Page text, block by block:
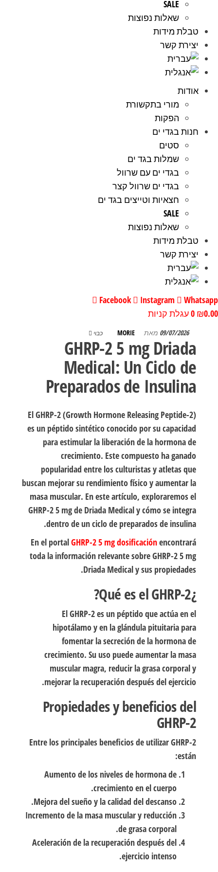
SALE
שאלות נפוצות
טבלת מידות
יצירת קשר
אודות
מורי בתקשורת
הפקות
חנות בגדי ים
סטים
שמלות בגד ים
בגדי ים עם שרוול
בגדי ים שרוול קצר
חצאיות וטייצים בגד ים
SALE
שאלות נפוצות
טבלת מידות
יצירת קשר
Facebook Instagram
₪
0 עגלת קניות
09/07/2026מאת MORIE כבוי
GHRP-2 5 mg Driada
Medical: Un Ciclo de
Preparados de Insulina
El GHRP-2 (Growth Hormone Releasing Peptide-2)
es un péptido sintético conocido por su capacidad
para estimular la liberación de la hormona de
crecimiento. Este compuesto ha ganado
popularidad entre los culturistas y atletas que
buscan mejorar su rendimiento físico y aumentar la
masa muscular. En este artículo, exploraremos el
GHRP-2 5 mg de Driada Medical y cómo se integra
dentro de un ciclo de preparados de insulina.
En el portalGHRP-2 5 mg dosificaciónencontrará
toda la información relevante sobre GHRP-2 5 mg
Driada Medical y sus propiedades.
El GHRP-2 es un péptido que actúa en el
hipotálamo y en la glándula pituitaria para
fomentar la secreción de la hormona de
crecimiento. Su uso puede aumentar la masa
muscular magra, reducir la grasa corporal y
mejorar la recuperación después del ejercicio.
Propiedades y beneficios del
GHRP-2
Entre los principales beneficios de utilizar GHRP-2
están:
Aumento de los niveles de hormona de
crecimiento en el cuerpo.
Mejora del sueño y la calidad del descanso.
Incremento de la masa muscular y reducción
de grasa corporal.
Aceleración de la recuperación después del
ejercicio intenso.